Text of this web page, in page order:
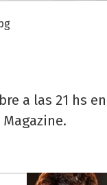
a las 21 hs